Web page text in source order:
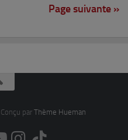
Page suivante »
par Thème Hueman